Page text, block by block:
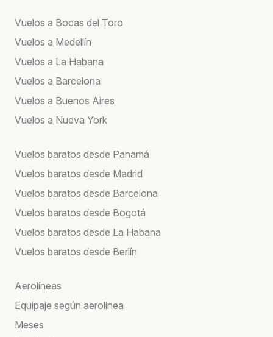
Vuelos a Bocas del Toro
Vuelos a Medellín
Vuelos a La Habana
Vuelos a Barcelona
Vuelos a Buenos Aires
Vuelos a Nueva York
Vuelos baratos desde Panamá
Vuelos baratos desde Madrid
Vuelos baratos desde Barcelona
Vuelos baratos desde Bogotá
Vuelos baratos desde La Habana
Vuelos baratos desde Berlín
Aerolíneas
Equipaje según aerolínea
Meses